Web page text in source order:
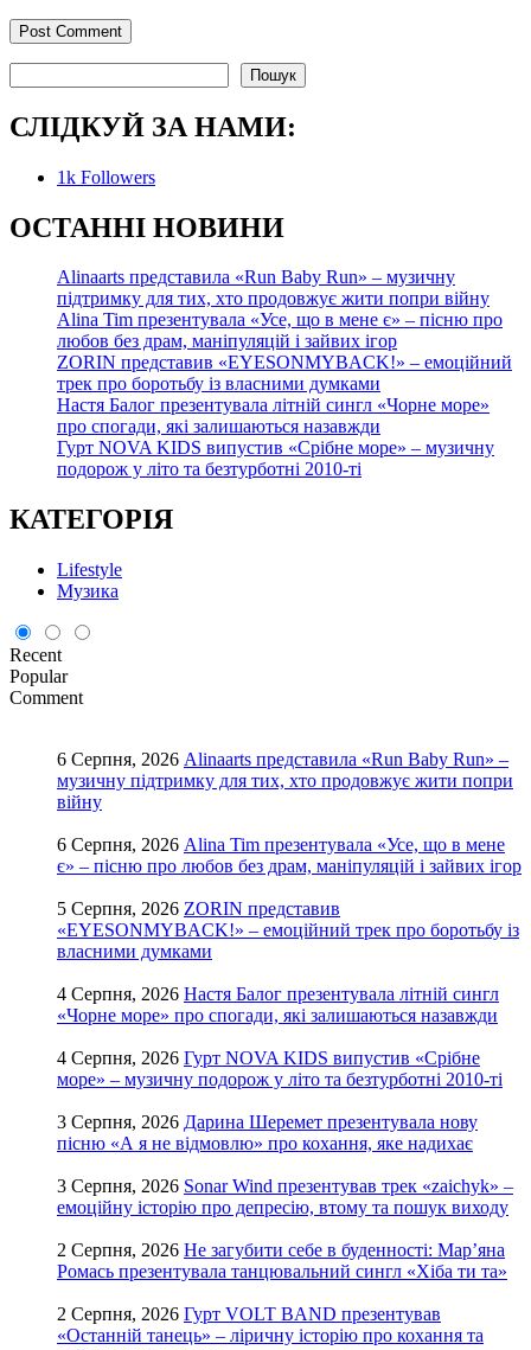
Пошук
СЛІДКУЙ ЗА НАМИ:
1k Followers
ОСТАННІ НОВИНИ
Alinaarts представила «Run Baby Run» – музичну
підтримку для тих, хто продовжує жити попри війну
Alina Tim презентувала «Усе, що в мене є» – пісню про
любов без драм, маніпуляцій і зайвих ігор
ZORIN представив «EYESONMYBACK!» – емоційний
трек про боротьбу із власними думками
Настя Балог презентувала літній сингл «Чорне море»
про спогади, які залишаються назавжди
Гурт NOVA KIDS випустив «Срібне море» – музичну
подорож у літо та безтурботні 2010-ті
КАТЕГОРІЯ
Lifestyle
Музика
Recent
Popular
Comment
6 Серпня, 2026 Alinaarts представила «Run Baby Run» –
музичну підтримку для тих, хто продовжує жити попри
війну
6 Серпня, 2026 Alina Tim презентувала «Усе, що в мене
є» – пісню про любов без драм, маніпуляцій і зайвих ігор
5 Серпня, 2026 ZORIN представив
«EYESONMYBACK!» – емоційний трек про боротьбу із
власними думками
4 Серпня, 2026 Настя Балог презентувала літній сингл
«Чорне море» про спогади, які залишаються назавжди
4 Серпня, 2026 Гурт NOVA KIDS випустив «Срібне
море» – музичну подорож у літо та безтурботні 2010-ті
3 Серпня, 2026 Дарина Шеремет презентувала нову
пісню «А я не відмовлю» про кохання, яке надихає
3 Серпня, 2026 Sonar Wind презентував трек «zaichyk» –
емоційну історію про депресію, втому та пошук виходу
2 Серпня, 2026 Не загубити себе в буденності: Мар’яна
Ромась презентувала танцювальний сингл «Хіба ти та»
2 Серпня, 2026 Гурт VOLT BAND презентував
«Останній танець» – ліричну історію про кохання та